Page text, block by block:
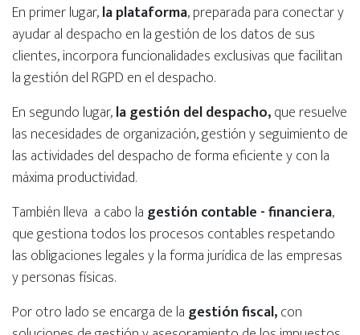
En primer lugar,la plataforma, preparada para conectar y
ayudar al despacho en la gestión de los datos de sus
clientes, incorpora funcionalidades exclusivas que facilitan
la gestión del RGPD en el despacho.
En segundo lugar,la gestión del despacho,que resuelve
las necesidades de organización, gestión y seguimiento de
las actividades del despacho de forma eficiente y con la
máxima productividad.
También lleva a cabo la gestión contable - financiera,
que gestiona todos los procesos contables respetando
las obligaciones legales y la forma jurídica de las empresas
y personas físicas.
Por otro lado se encarga de la gestión fiscal,con